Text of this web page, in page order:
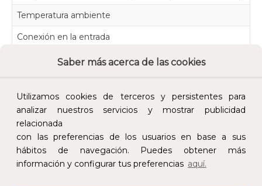
Saber más acerca de las cookies
Utilizamos cookies de terceros y persistentes para
analizar nuestros servicios y mostrar publicidad
relacionada
con las preferencias de los usuarios en base a sus
hábitos de navegación. Puedes obtener más
información y configurar tus preferencias aquí.
Temperatura ambiente
Conexión en la entrada
Diámetro de la conexión de entrada
Tipo de conexión en el lado de entrada
Conexión en la salida
Diámetro de la conexión en el lado de impulsión
Conexión de la brida de salida de la etapa de compresión